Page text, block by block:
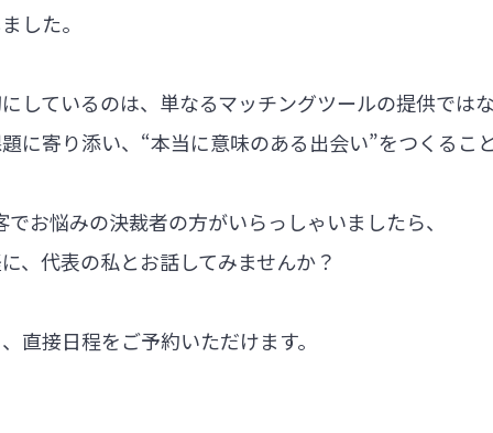
した。
しているのは、単なるマッチングツールの提供では
に寄り添い、“本当に意味のある出会い”をつくるこ
お悩みの決裁者の方がいらっしゃいましたら、
、代表の私とお話してみませんか？
直接日程をご予約いただけます。